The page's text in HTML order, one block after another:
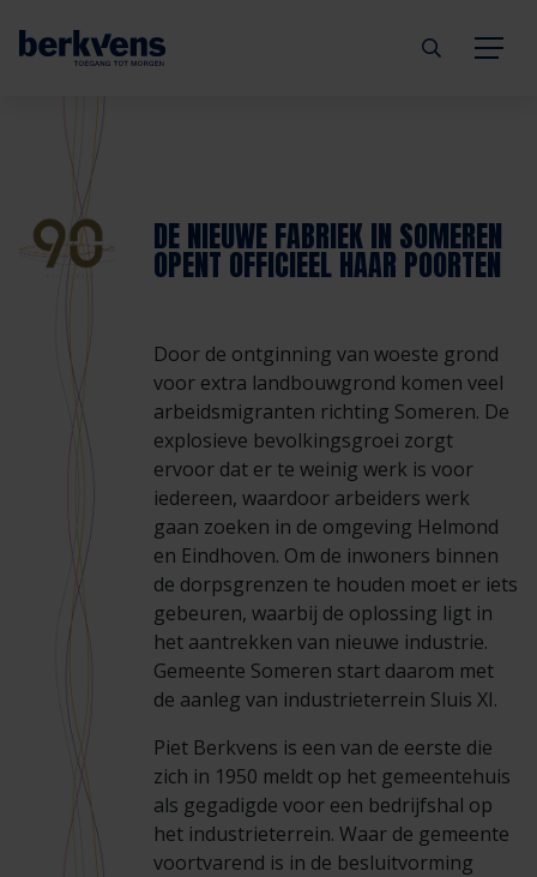
Terug
Deuren
Kozijnen
Diensten
Technische documentatie
Veelgestelde vragen
Terug
Eengezinswoning
Meergezinswoning
Prefab woning
Terug
Aannemer
Architect
Handelspartner
Terug
Inbraakwerend
Brandwerend
Rookwerend
Duurzaamheid
Brochures
Technische documentatie
Veelgestelde vragen
Terug
mijndeur.nl
Webshop
Verkooppunten
Veelgestelde vragen
Terug
Organisatie
GND Garantiedeuren
Werken bij Berkvens
DE NIEUWE FABRIEK IN SOMEREN
OPENT OFFICIEEL HAAR POORTEN
Door de ontginning van woeste grond
voor extra landbouwgrond komen veel
arbeidsmigranten richting Someren. De
explosieve bevolkingsgroei zorgt
ervoor dat er te weinig werk is voor
iedereen, waardoor arbeiders werk
gaan zoeken in de omgeving Helmond
en Eindhoven. Om de inwoners binnen
de dorpsgrenzen te houden moet er iets
gebeuren, waarbij de oplossing ligt in
het aantrekken van nieuwe industrie.
Gemeente Someren start daarom met
de aanleg van industrieterrein Sluis XI.
Piet Berkvens is een van de eerste die
zich in 1950 meldt op het gemeentehuis
als gegadigde voor een bedrijfshal op
het industrieterrein. Waar de gemeente
voortvarend is in de besluitvorming